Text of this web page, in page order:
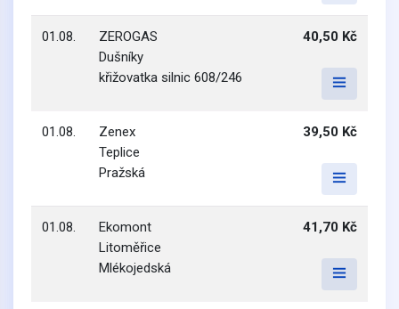
01.08.
ZEROGAS
Dušníky
křižovatka silnic 608/246
40,50 Kč
01.08.
Zenex
Teplice
Pražská
39,50 Kč
01.08.
Ekomont
Litoměřice
Mlékojedská
41,70 Kč